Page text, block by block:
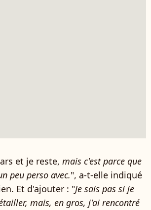
et je reste, mais c'est parce que
peu perso avec.", a-t-elle indiqué
Et d'ajouter : "Je sais pas si je
mais, en gros, j'ai rencontré